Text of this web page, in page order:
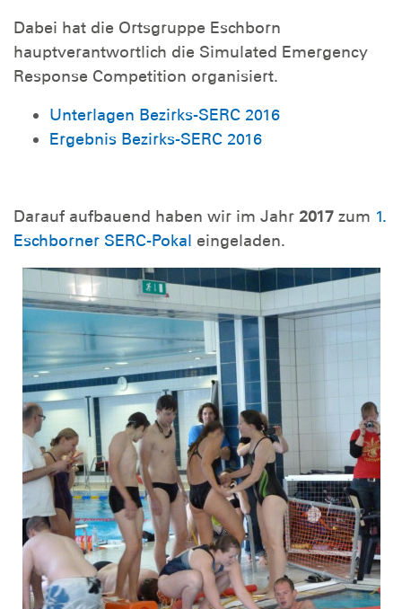
Dabei hat die Ortsgruppe Eschborn
hauptverantwortlich die Simulated Emergency
Response Competition organisiert.
Unterlagen Bezirks-SERC 2016
Ergebnis Bezirks-SERC 2016
Darauf aufbauend haben wir im Jahr 2017 zum 1.
Eschborner SERC-Pokal eingeladen.